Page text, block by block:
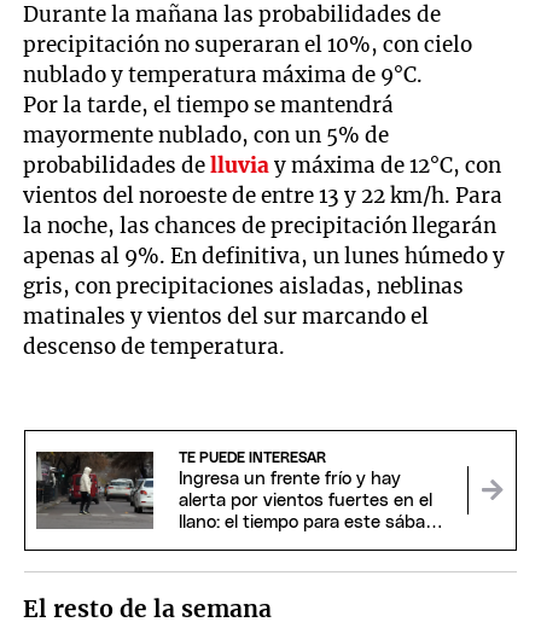
Durante la mañana las probabilidades de
precipitación no superaran el 10%, con cielo
nublado y temperatura máxima de 9°C.
Por la tarde, el tiempo se mantendrá
mayormente nublado, con un 5% de
probabilidades delluviay máxima de 12°C, con
vientos del noroeste de entre 13 y 22 km/h. Para
la noche, las chances de precipitación llegarán
apenas al 9%. En definitiva, un lunes húmedo y
gris, con precipitaciones aisladas, neblinas
matinales y vientos del sur marcando el
descenso de temperatura.
TE PUEDE INTERESAR
Ingresa un frente frío y hay
alerta por vientos fuertes en el
llano: el tiempo para este sábado
El resto de la semana